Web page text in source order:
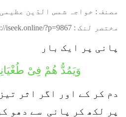
مصنف : خواجہ شمس الدّین عظیمی
مختصر لنک : iseek.online/?p=9867
پانی پر ایک بار
وَیَمُدُّ ھُمْ فِیْ
دم کر کے اور اگر اثر
پر لکھ کر پانی سے دھو